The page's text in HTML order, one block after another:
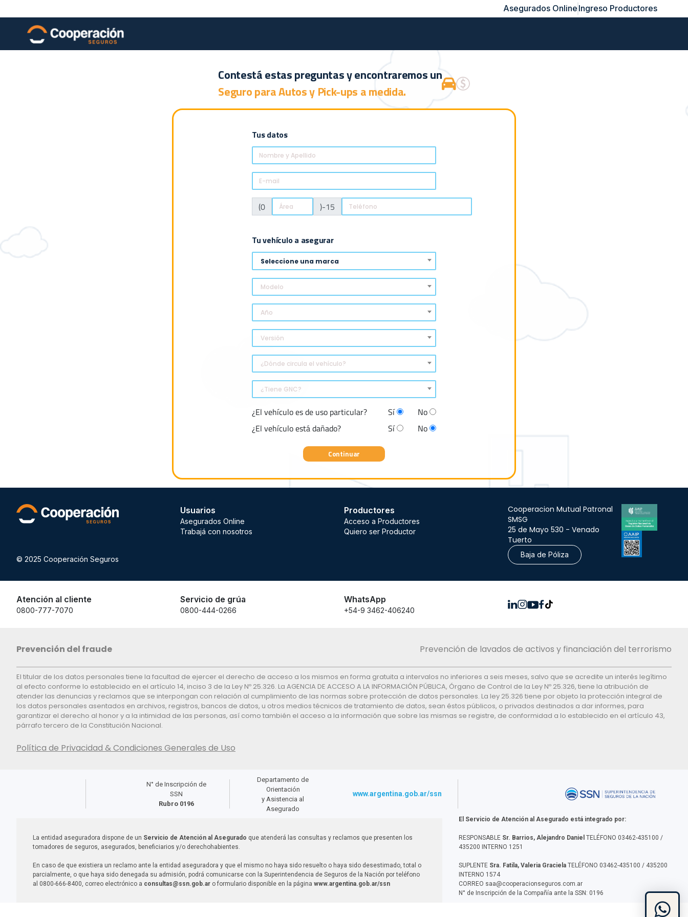
Asegurados Online Ingreso Productores
Agro
Contestá estas preguntas y encontraremos un
Seguro para Autos y Pick-ups a medida.
Tus datos
(0 )-15
Tu vehículo a asegurar
Seleccione una marca
Modelo
Año
Versión
¿Dónde circula el vehículo?
¿Tiene GNC?
¿El vehículo es de uso particular? Sí
No
¿El vehículo está dañado?
Sí No
Continuar
© 2025 Cooperación Seguros
Usuarios
Asegurados Online
Trabajá con nosotros
Productores
Acceso a Productores
Quiero ser Productor
Cooperacion Mutual Patronal
SMSG
25 de Mayo 530 - Venado
Tuerto
Baja de Póliza
Atención al cliente
0800-777-7070
Servicio de grúa
0800-444-0266
WhatsApp
+54-9 3462-406240
Prevención del fraude Prevención de lavados de activos y financiación del terrorismo
El titular de los datos personales tiene la facultad de ejercer el derecho de acceso a los mismos en forma gratuita a intervalos no inferiores a seis meses, salvo que se acredite un interés legítimo
al efecto conforme lo establecido en el artículo 14, inciso 3 de la Ley Nº 25.326. La AGENCIA DE ACCESO A LA INFORMACIÓN PÚBLICA, Órgano de Control de la Ley Nº 25.326, tiene la atribución de
atender las denuncias y reclamos que se interpongan con relación al cumplimiento de las normas sobre protección de datos personales. La ley 25.326 tiene por objeto la protección integral de
los datos personales asentados en archivos, registros, bancos de datos, u otros medios técnicos de tratamiento de datos, sean éstos públicos, o privados destinados a dar informes, para
garantizar el derecho al honor y a la intimidad de las personas, así como también el acceso a la información que sobre las mismas se registre, de conformidad a lo establecido en el artículo 43,
párrafo tercero de la Constitución Nacional.
Política de Privacidad & Condiciones Generales de Uso
N° de Inscripción de
SSN
Rubro 0196
Departamento de
Orientación
y Asistencia al
Asegurado
www.argentina.gob.ar/ssn
La entidad aseguradora dispone de un Servicio de Atención al Asegurado que atenderá las consultas y reclamos que presenten los
tomadores de seguros, asegurados, beneficiarios y/o derechohabientes.
En caso de que existiera un reclamo ante la entidad aseguradora y que el mismo no haya sido resuelto o haya sido desestimado, total o
parcialmente, o que haya sido denegada su admisión, podrá comunicarse con la Superintendencia de Seguros de la Nación por teléfono
al 0800-666-8400, correo electrónico a consultas@ssn.gob.ar o formulario disponible en la página www.argentina.gob.ar/ssn
El Servicio de Atención al Asegurado está integrado por:
RESPONSABLE Sr. Barrios, Alejandro Daniel TELÉFONO 03462-435100 /
435200 INTERNO 1251
SUPLENTE Sra. Fatila, Valeria Graciela TELÉFONO 03462-435100 / 435200
INTERNO 1574
CORREO saa@cooperacionseguros.com.ar
N° de Inscripción de la Compañía ante la SSN: 0196